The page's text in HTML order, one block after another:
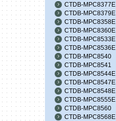
CTDB-MPC8377E
CTDB-MPC8379E
CTDB-MPC8358E
CTDB-MPC8360E
CTDB-MPC8533E
CTDB-MPC8536E
CTDB-MPC8540
CTDB-MPC8541
CTDB-MPC8544E
CTDB-MPC8547E
CTDB-MPC8548E
CTDB-MPC8555E
CTDB-MPC8560
CTDB-MPC8568E